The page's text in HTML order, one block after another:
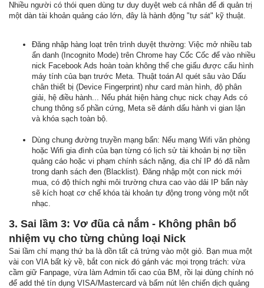
Nhiều người có thói quen dùng tư duy duyệt web cá nhân để đi quản trị
một dàn tài khoản quảng cáo lớn, đây là hành động "tự sát" kỹ thuật.
Đăng nhập hàng loạt trên trình duyệt thường: Việc mở nhiều tab
ẩn danh (Incognito Mode) trên Chrome hay Cốc Cốc để vào nhiều
nick Facebook Ads hoàn toàn không thể che giấu được cấu hình
máy tính của bạn trước Meta. Thuật toán AI quét sâu vào Dấu
chân thiết bị (Device Fingerprint) như card màn hình, độ phân
giải, hệ điều hành... Nếu phát hiện hàng chục nick chạy Ads có
chung thông số phần cứng, Meta sẽ đánh dấu hành vi gian lận
và khóa sạch toàn bộ.
Dùng chung đường truyền mạng bẩn: Nếu mạng Wifi văn phòng
hoặc Wifi gia đình của bạn từng có lịch sử tài khoản bị nợ tiền
quảng cáo hoặc vi phạm chính sách nặng, địa chỉ IP đó đã nằm
trong danh sách đen (Blacklist). Đăng nhập một con nick mới
mua, có độ thích nghi môi trường chưa cao vào dải IP bẩn này
sẽ kích hoạt cơ chế khóa tài khoản tự động trong vòng một nốt
nhạc.
3. Sai lầm 3: Vơ đũa cả nắm - Không phân bổ
nhiệm vụ cho từng chủng loại Nick
Sai lầm chí mạng thứ ba là dồn tất cả trứng vào một giỏ. Bạn mua một
vài con VIA bất kỳ về, bắt con nick đó gánh vác mọi trọng trách: vừa
cầm giữ Fanpage, vừa làm Admin tối cao của BM, rồi lại dùng chính nó
để add thẻ tín dụng VISA/Mastercard và bấm nút lên chiến dịch quảng